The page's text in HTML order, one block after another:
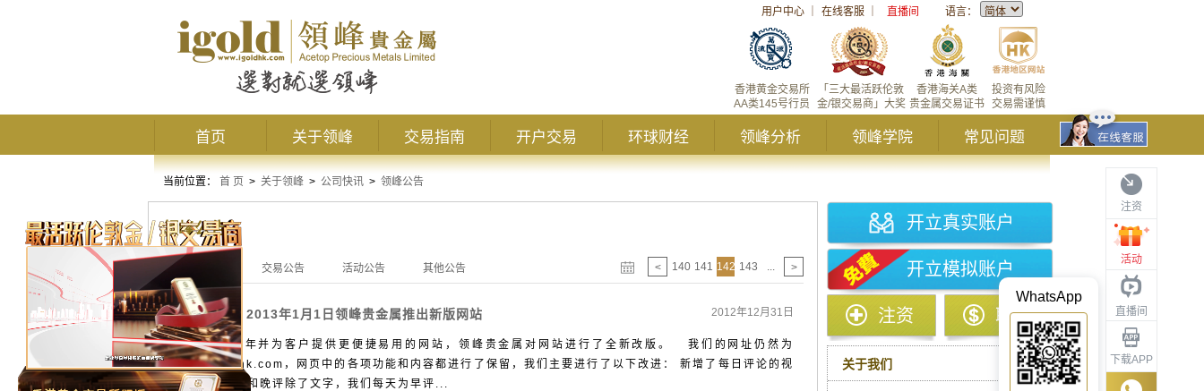
用户中心 在线客服 直播间 语言：
投资有风险
交易需谨慎
香港海关A类
贵金属交易证书
「三大最活跃伦敦
金/银交易商」大奖
香港黄金交易所
AA类145号行员
首页 关于领峰 交易指南 开户交易 环球财经 领峰分析 领峰学院 常见问题
注资
活动
直播间
下载APP
WhatsApp
当前位置： 首 页 > 关于领峰 > 公司快讯 > 领峰公告
领峰公告
交易公告 活动公告 其他公告 < 140 141 142 143 ... >
交易公告 2013年1月1日领峰贵金属推出新版网站 2012年12月31日
为迎接2013年并为客户提供更便捷易用的网站，领峰贵金属对网站进行了全新改版。 我们的网址仍然为
www.igoldhk.com，网页中的各项功能和内容都进行了保留，我们主要进行了以下改进： 新增了每日评论的视
频内容。早评和晚评除了文字，我们每天为早评...
开立真实账户
开立模拟账户
注资 取款
关于我们